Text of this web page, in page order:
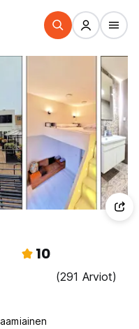
10
(291 Arviot)